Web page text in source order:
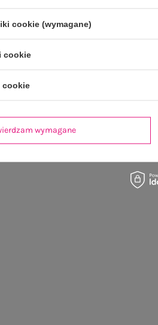
cookie (wymagane)
cookie
cookie
wymagane